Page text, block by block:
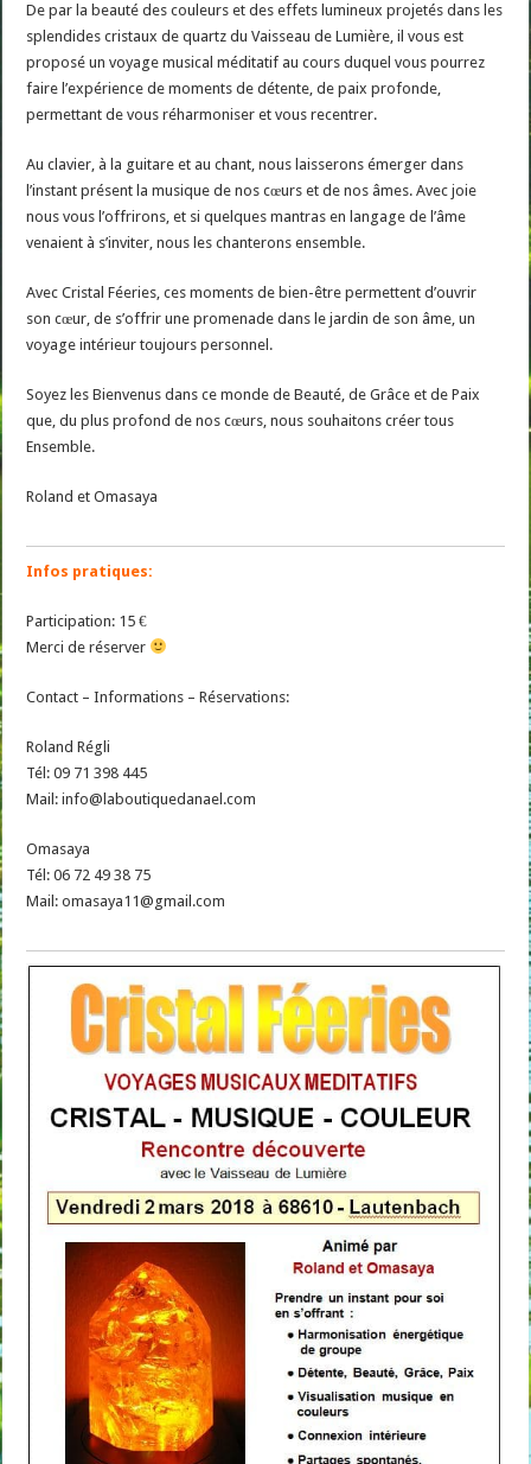
De par la beauté des couleurs et des effets lumineux projetés dans les
splendides cristaux de quartz du Vaisseau de Lumière, il vous est
proposé un voyage musical méditatif au cours duquel vous pourrez
faire l’expérience de moments de détente, de paix profonde,
permettant de vous réharmoniser et vous recentrer.
Au clavier, à la guitare et au chant, nous laisserons émerger dans
l’instant présent la musique de nos cœurs et de nos âmes. Avec joie
nous vous l’offrirons, et si quelques mantras en langage de l’âme
venaient à s’inviter, nous les chanterons ensemble.
Avec Cristal Féeries, ces moments de bien-être permettent d’ouvrir
son cœur, de s’offrir une promenade dans le jardin de son âme, un
voyage intérieur toujours personnel.
Soyez les Bienvenus dans ce monde de Beauté, de Grâce et de Paix
que, du plus profond de nos cœurs, nous souhaitons créer tous
Ensemble.
Roland et Omasaya
Infos pratiques:
Participation: 15 €
Merci de réserver
Contact – Informations – Réservations:
Roland Régli
Tél: 09 71 398 445
Mail: info@laboutiquedanael.com
Omasaya
Tél: 06 72 49 38 75
Mail: omasaya11@gmail.com